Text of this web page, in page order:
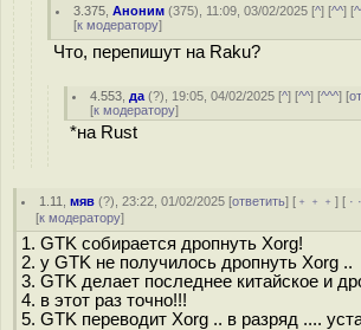
3.375 ,Аноним (375), 11:09, 03/02/2025 [^] [^^] [
[к модератору]
Что, перепишут на Raku?
4.553 да (?), 19:05, 04/02/2025 [^] [^^] [^^^] [
[к модератору]
*на Rust
1.11 ,мяв (?), 23:22, 01/02/2025 [ответить] [ ﹢﹢﹢] [ ·
[к модератору]
1. GTK собирается дропнуть Xorg!
2. у GTK не получилось дропнуть Xorg ..
3. GTK делает последнее китайское и
4. в этот раз точно!!!
5. GTK переводит Xorg .. в разряд ....